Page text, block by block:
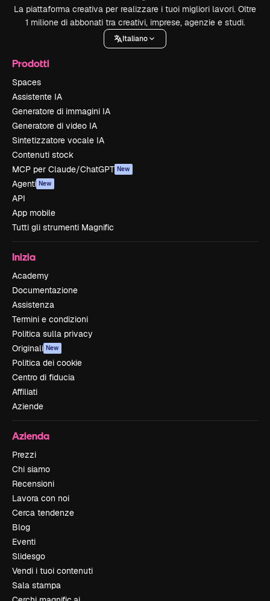
La piattaforma creativa per realizzare i tuoi migliori lavori. Oltre
1 milione di abbonati tra creativi, imprese, agenzie e studi.
Italiano
Prodotti
Spaces
Assistente IA
Generatore di immagini IA
Generatore di video IA
Sintetizzatore vocale IA
Contenuti stock
MCP per Claude/ChatGPT New
Agenti New
API
App mobile
Tutti gli strumenti Magnific
Inizia
Academy
Documentazione
Assistenza
Termini e condizioni
Politica sulla privacy
Originali New
Politica dei cookie
Centro di fiducia
Affiliati
Aziende
Azienda
Prezzi
Chi siamo
Recensioni
Lavora con noi
Cerca tendenze
Blog
Eventi
Slidesgo
Vendi i tuoi contenuti
Sala stampa